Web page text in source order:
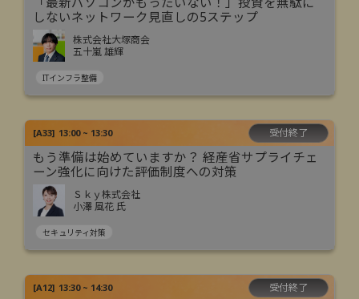
しないネットワーク見直しの5ステップ
株式会社大塚商会
五十嵐 雄輝
ITインフラ整備
[A33] 13:00 ~ 13:30 受付終了
もう準備は始めていますか？ 経産省サプライチェ
ーン強化に向けた評価制度への対策
Ｓｋｙ株式会社
小澤 風花 氏
セキュリティ対策
[A12] 13:30 ~ 14:30 受付終了